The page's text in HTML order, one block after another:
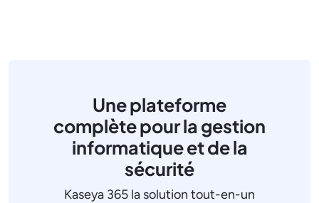
Une plateforme
complète pour la gestion
informatique et de la
sécurité
Kaseya 365 la solution tout-en-un